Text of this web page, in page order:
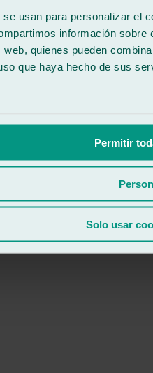
usan para personalizar el
información
quienes pueden
que haya hecho de sus
Permitir
Solo usar